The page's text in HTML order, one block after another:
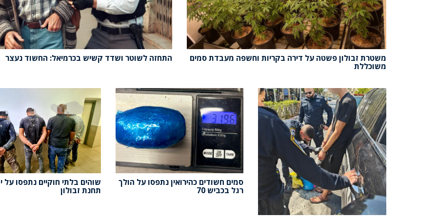
משטרת זבולון פשטה על דירה בקריות וחשפה מעבדת סמים
משוכללת
התחזה לשוטר ושדד קשיש בכרמיאל: החשוד נעצר
סמים חשודים כהירואין נתפסו על הולך
רגל בכביש 70
שוהים בלתי חוקיים נתפסו על
תחנת זבולון